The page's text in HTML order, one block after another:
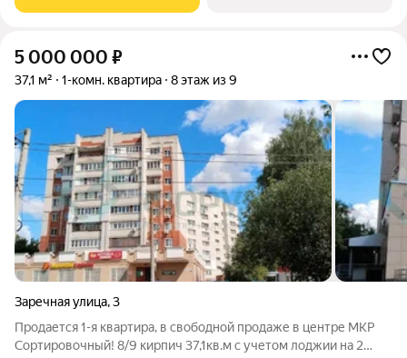
5 000 000 ₽
37,1 м² 1-комн. квартира 8 этаж из 9
Заречная улица,3
Продается 1-я квартира, в свободной продаже в центре МКР
Сортировочный! 8/9 кирпич 37,1кв.м с учетом лоджии на 2